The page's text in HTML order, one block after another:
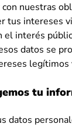
nuestras
tus intereses
el interés
datos se
legítimos
tu
datos